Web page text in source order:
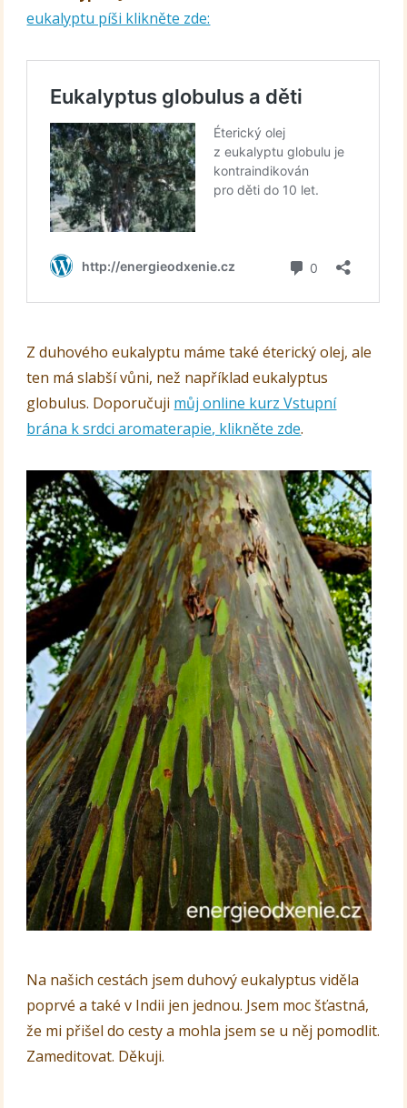
eukalyptu píši klikněte zde:
Z duhového eukalyptu máme také éterický olej, ale
ten má slabší vůni, než například eukalyptus
globulus. Doporučuji můj online kurz Vstupní
brána k srdci aromaterapie, klikněte zde.
Na našich cestách jsem duhový eukalyptus viděla
poprvé a také v Indii jen jednou. Jsem moc šťastná,
že mi přišel do cesty a mohla jsem se u něj pomodlit.
Zameditovat. Děkuji.